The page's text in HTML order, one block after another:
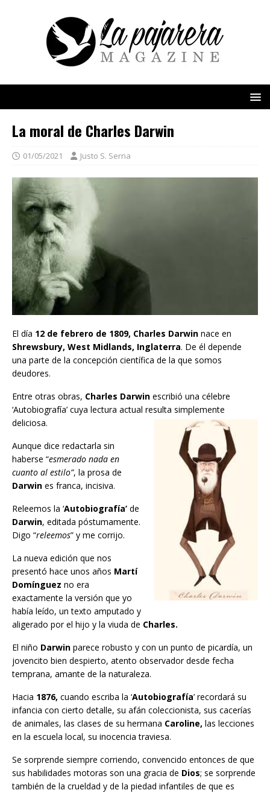
La moral de Charles Darwin
01/05/2021 Justo S. Serna
El día 12 de febrero de 1809, Charles Darwin nace en
Shrewsbury, West Midlands, Inglaterra. De él depende
una parte de la concepción científica de la que somos
deudores.
Entre otras obras, Charles Darwin escribió una célebre
‘Autobiografía’ cuya lectura actual resulta simplemente
deliciosa.
Aunque dice redactarla sin
haberse “esmerado nada en
cuanto al estilo”, la prosa de
Darwin es franca, incisiva.
Releemos la ‘Autobiografía’ de
Darwin, editada póstumamente.
Digo “releemos” y me corrijo.
La nueva edición que nos
presentó hace unos años Martí
Domínguez no era
exactamente la versión que yo
había leído, un texto amputado y
aligerado por el hijo y la viuda de Charles.
El niño Darwin parece robusto y con un punto de picardía, un
jovencito bien despierto, atento observador desde fecha
temprana, amante de la naturaleza.
Hacia 1876, cuando escriba la ‘Autobiografía’ recordará su
infancia con cierto detalle, su afán coleccionista, sus cacerías
de animales, las clases de su hermana Caroline, las lecciones
en la escuela local, su inocencia traviesa.
Se sorprende siempre corriendo, convencido entonces de que
sus habilidades motoras son una gracia de Dios; se sorprende
también de la crueldad y de la piedad infantiles de que es